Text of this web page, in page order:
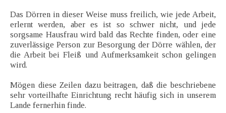
Das Dörren in dieser Weise muss freilich, wie jede Arbeit,
erlernt werden, aber es ist so schwer nicht, und jede
sorgsame Hausfrau wird bald das Rechte finden, oder eine
zuverlässige Person zur Besorgung der Dörre wählen, der
die Arbeit bei Fleiß und Aufmerksamkeit schon gelingen
wird.
Mögen diese Zeilen dazu beitragen, daß die beschriebene
sehr vorteilhafte Einrichtung recht häufig sich in unserem
Lande fernerhin finde.